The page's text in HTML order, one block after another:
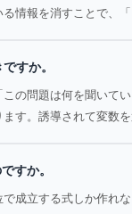
情報を消すことで、
すか。
の問題は何を聞いて
す。誘導されて変数
すか。
成立する式しか作れ